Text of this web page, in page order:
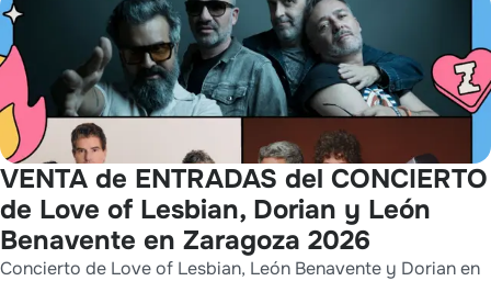
VENTA de ENTRADAS del CONCIERTO
de Love of Lesbian, Dorian y León
Benavente en Zaragoza 2026
Concierto de Love of Lesbian, León Benavente y Dorian en